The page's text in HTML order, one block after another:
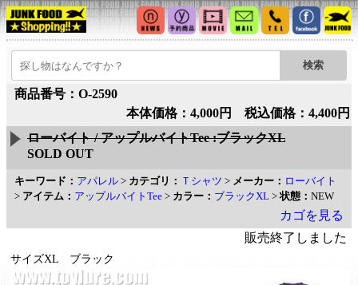
商品番号：O-2590
本体価格：4,000円 税込価格：4,400円
ローバイト / アップルバイトTee :ブラックXL
SOLD OUT
キーワード： アパレル > カテゴリ： Ｔシャツ > メーカー： ローバイト
> アイテム： アップルバイトTee > カラー： ブラックXL >状態： NEW
カゴを見る
販売終了しました
サイズXL ブラック